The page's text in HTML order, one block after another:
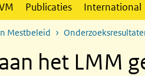
Publicaties International
Mestbeleid
het LMM